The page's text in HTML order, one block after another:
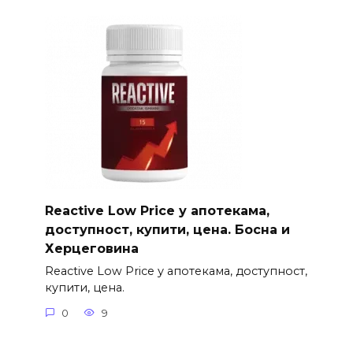
Reactive Low Price у апотекама,
доступност, купити, цена. Босна и
Херцеговина
Reactive Low Price у апотекама, доступност,
купити, цена.
0 9